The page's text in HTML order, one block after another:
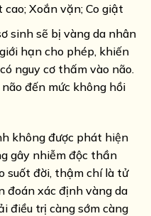
cao; Xoắn vặn; Co giật
sinh sẽ bị vàng da nhân
hạn cho phép, khiến
nguy cơ thấm vào não.
đến mức không hồi
không được phát hiện
gây nhiễm độc thần
suốt đời, thậm chí là tử
đoán xác định vàng da
điều trị càng sớm càng